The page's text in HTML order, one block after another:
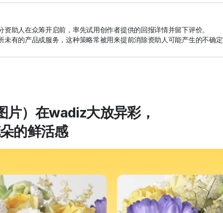
资助人在众筹开启前，率先试用创作者提供的回报详情并留下评价。
未有的产品或服务，这种策略常被用来提前消除资助人可能产生的不确
片）在wadiz大放异彩，
的鲜活感